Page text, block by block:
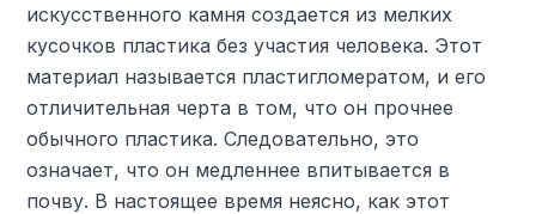
искусственного камня создается из мелких
кусочков пластика без участия человека. Этот
материал называется пластигломератом, и его
отличительная черта в том, что он прочнее
обычного пластика. Следовательно, это
означает, что он медленнее впитывается в
почву. В настоящее время неясно, как этот